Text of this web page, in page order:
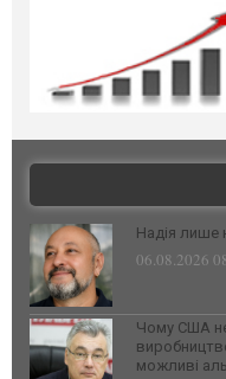
Надія лише
06.08.2026
Чому США не
можливі